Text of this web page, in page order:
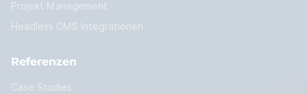
Projekt Management
Headless CMS Integrationen
Referenzen
Case Studies